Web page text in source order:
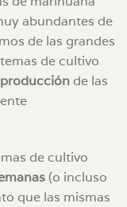
abundantes de
de las grandes
de cultivo
de las
de cultivo
(o incluso
que las mismas